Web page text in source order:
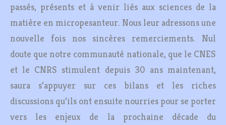
passés, présents et à venir liés aux sciences de la
matière en micropesanteur. Nous leur adressons une
nouvelle fois nos sincères remerciements. Nul
doute que notre communauté nationale, que le CNES
et le CNRS stimulent depuis 30 ans maintenant,
saura s’appuyer sur ces bilans et les riches
discussions qu’ils ont ensuite nourries pour se porter
vers les enjeux de la prochaine décade du